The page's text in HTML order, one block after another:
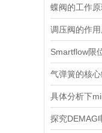
蝶阀的工作原
调压阀的作
Smartflow限
气弹簧的核